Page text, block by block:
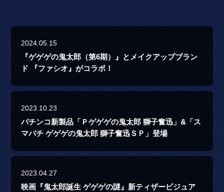
2024.05.15
『ゲゲゲの鬼太郎（第6期）』とメイクアップブラン
ド 『ファシオ』がコラボ！
2023.10.23
パチンコ新製品「Ｐゲゲゲの鬼太郎 獅子奮迅」&「ス
マパチ ゲゲゲの鬼太郎 獅子奮迅ＳＰ」登場
2023.04.27
映画『鬼太郎誕生 ゲゲゲの謎』新ティザービジュア